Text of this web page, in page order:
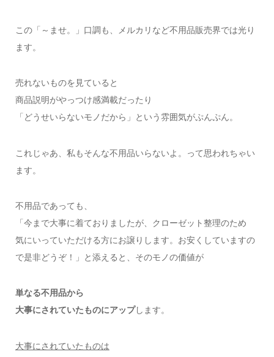
この「～ませ。」口調も、メルカリなど不用品販売界では光り
ます。
売れないものを見ていると
商品説明がやっつけ感満載だったり
「どうせいらないモノだから」という雰囲気がぷんぷん。
これじゃあ、私もそんな不用品いらないよ。って思われちゃい
ます。
不用品であっても、
「今まで大事に着ておりましたが、クローゼット整理のため
気にいっていただける方にお譲りします。お安くしていますの
で是非どうぞ！」と添えると、そのモノの価値が
単なる不用品から
大事にされていたものにアップします。
大事にされていたものは